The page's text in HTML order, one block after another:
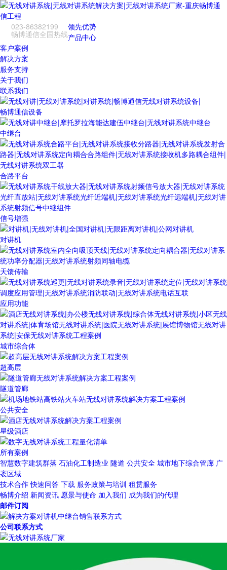
023-86382199
畅博通信全国热线
领先优势
产品中心
客户案例
解决方案
服务支持
关于我们
联系我们
畅博通信设备
中继台
合路平台
信号增强
对讲机
天馈传输
应用功能
城市综合体
超高层
隧道管廊
公共安全
星级酒店
所有案例
智慧数字建筑群落 石油化工制造业 隧道 公共安全 城市地下综合管廊 广
袤区域
技术合作 快速问答 下载 服务政策与培训 租赁服务
畅博介绍 新闻资讯 愿景与使命 加入我们 成为我们的代理
邮件订阅
公司联系方式